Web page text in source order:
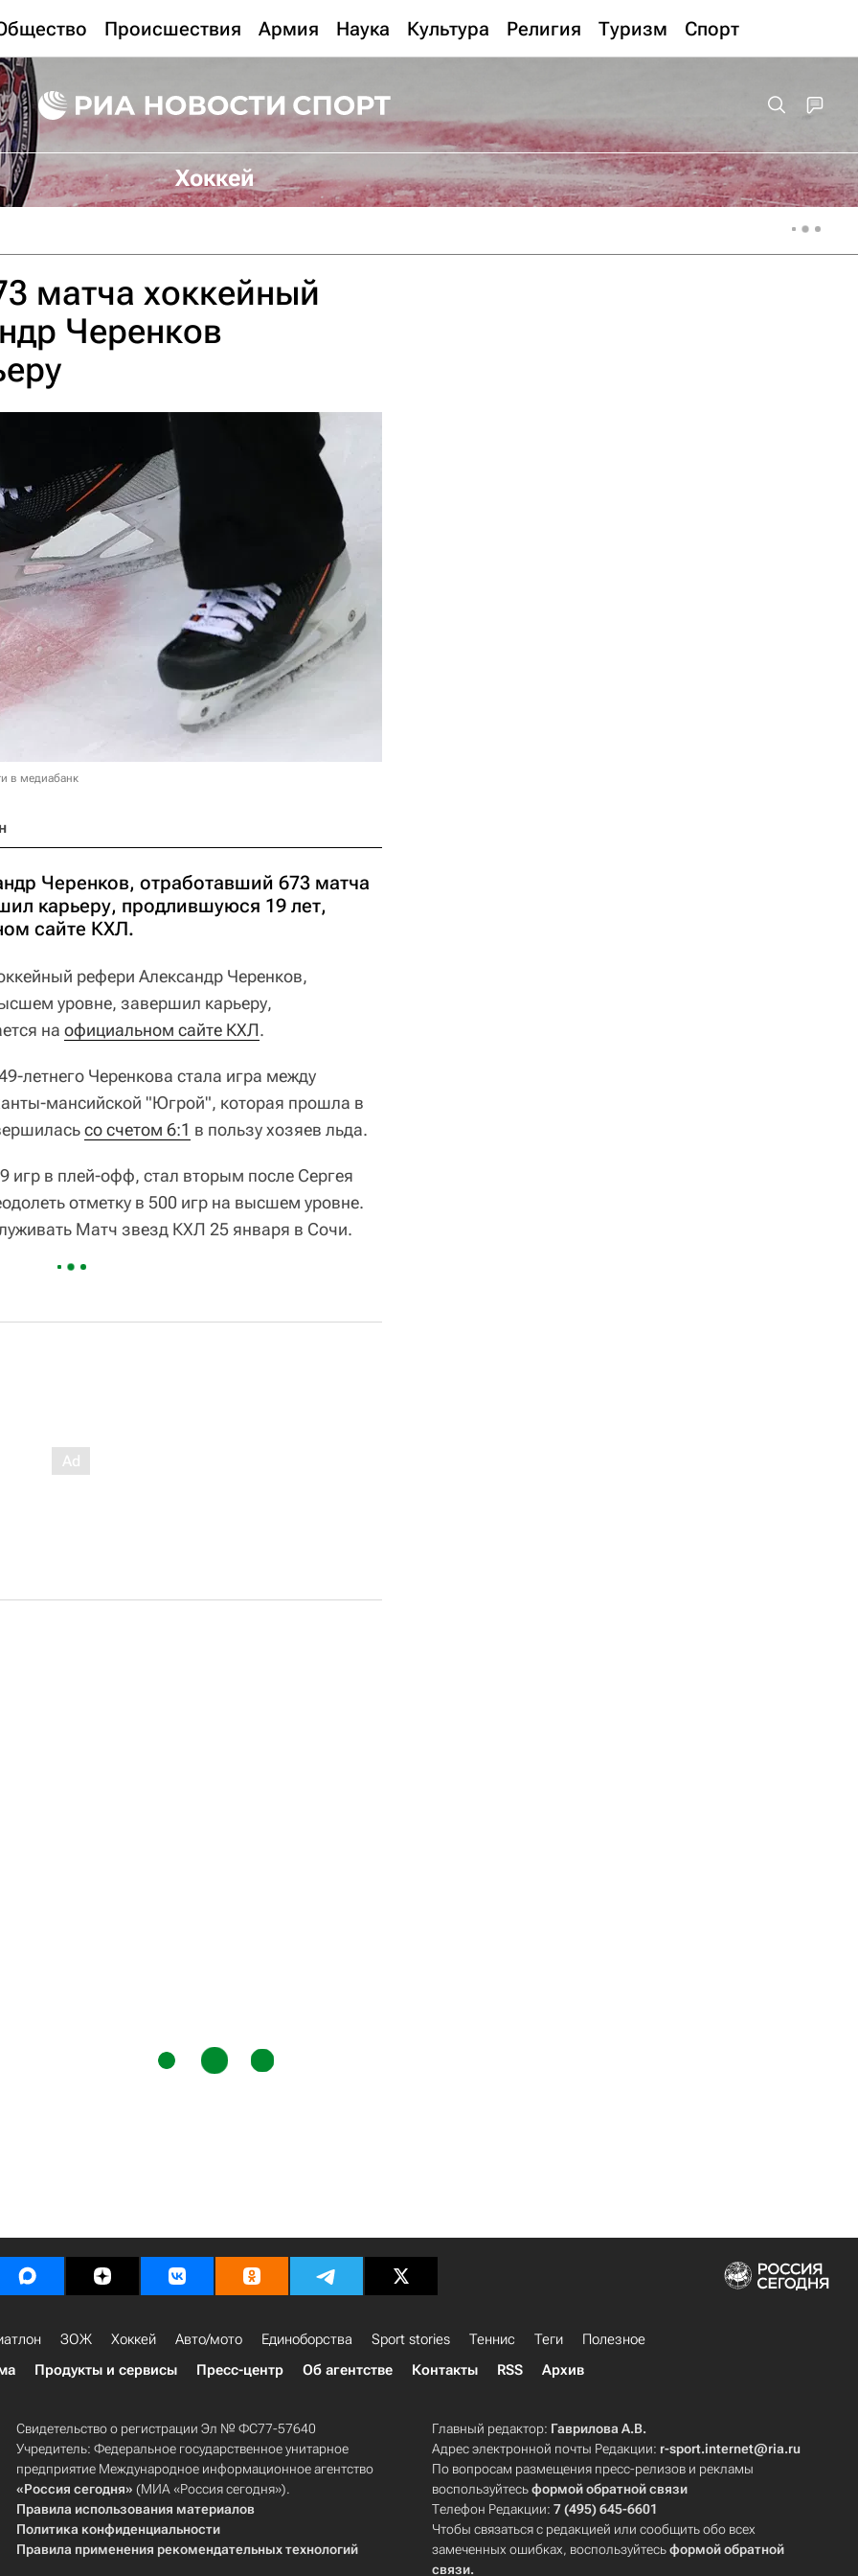
Происшествия Армия Наука Культура Религия Туризм Спорт
Хоккей
матча хоккейный
Черенков
в медиабанк
Черенков, отработавший 673 матча
карьеру, продлившуюся 19 лет,
сайте КХЛ.
рефери Александр Черенков,
уровне, завершил карьеру,
на официальном сайте КХЛ.
летнего Черенкова стала игра между
мансийской "Югрой", которая прошла в
со счетом 6:1 в пользу хозяев льда.
игр в плей-офф, стал вторым после Сергея
отметку в 500 игр на высшем уровне.
Матч звезд КХЛ 25 января в Сочи.
ЗОЖ Хоккей Авто/мото Единоборства Sport stories Теннис Теги
Полезное
Продукты и сервисы Пресс-центр Об агентстве Контакты RSS Архив
Свидетельство о регистрации Эл № ФС77-57640
Учредитель: Федеральное государственное унитарное
предприятие Международное информационное агентство
«Россия сегодня» (МИА «Россия сегодня»).
Правила использования материалов
Политика конфиденциальности
Правила применения рекомендательных технологий
Главный редактор: Гаврилова А.В.
Адрес электронной почты Редакции: r-sport.internet@ria.ru
По вопросам размещения пресс-релизов и рекламы
воспользуйтесьформой обратной связи
Телефон Редакции:7 (495) 645-6601
Чтобы связаться с редакцией или сообщить обо всех
замеченных ошибках, воспользуйтесьформой обратной
связи.